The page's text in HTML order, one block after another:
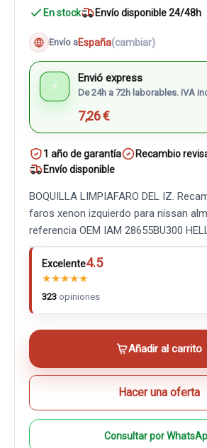
En stock Envío disponible 24/48h
Envío aEspaña(cambiar)
⚡
Envió express
De 24h a 72h laborables. IVA
7,26 €
1 año de garantía
Recambio
Envío disponible
BOQUILLA LIMPIAFARO DEL IZ.
faros xenon izquierdo para nissan
referencia OEM IAM 28655BU300
Excelente4.5
★★★★★
323 opiniones
Añadir al carrito
Hacer una oferta
Consultar por